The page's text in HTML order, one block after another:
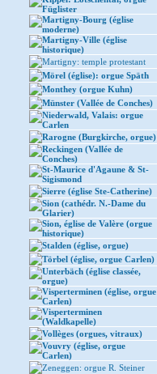
Füglister
Martigny-Bourg (église
moderne)
Martigny-Ville (église
historique)
Martigny: temple protestant
Mörel (église): orgue Späth
Monthey (orgue Kuhn)
Münster (Vallée de Conches)
Niederwald, Valais: orgue
Carlen
Rarogne (Burgkirche, orgue)
Reckingen (Vallée de
Conches)
St-Maurice d'Agaune & St-
Sigismond
Sierre (église Ste-Catherine)
Sion (cathédr. N.-Dame du
Glarier)
Sion, église de Valère (orgue
historique)
Stalden (église, orgue)
Törbel (église, orgue Carlen)
Unterbäch (église classée,
orgue)
Visperterminen (église, orgue
Carlen)
Visperterminen
(Waldkapelle)
Vollèges (orgues, vitraux)
Vouvry (église, orgue
Carlen)
Zeneggen: orgue R. Steiner